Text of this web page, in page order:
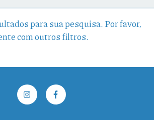
para sua pesquisa. Por favor,
com outros filtros.